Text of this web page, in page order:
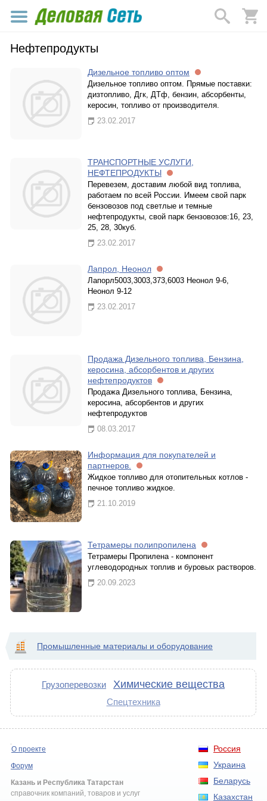
Нефтепродукты
Дизельное топливо оптом
Дизельное топливо оптом. Прямые поставки:
дизтопливо, Дгк, ДТф, бензин, абсорбенты,
керосин, топливо от производителя.
23.02.2017
ТРАНСПОРТНЫЕ УСЛУГИ,
НЕФТЕПРОДУКТЫ
Перевезем, доставим любой вид топлива,
работаем по всей России. Имеем свой парк
бензовозов под светлые и темные
нефтепродукты, свой парк бензовозов:16, 23,
25, 28, 30куб.
23.02.2017
Лапрол, Неонол
Лапорл5003,3003,373,6003 Неонол 9-6,
Неонол 9-12
23.02.2017
Продажа Дизельного топлива, Бензина,
керосина, абсорбентов и других
нефтепродуктов
Продажа Дизельного топлива, Бензина,
керосина, абсорбентов и других
нефтепродуктов
08.03.2017
Информация для покупателей и
партнеров.
Жидкое топливо для отопительных котлов -
печное топливо жидкое.
21.10.2019
Тетрамеры полипропилена
Тетрамеры Пропилена - компонент
углеводородных топлив и буровых растворов.
20.09.2023
Промышленные материалы и оборудование
Грузоперевозки Химические вещества
Спецтехника
Россия
Украина
Беларусь
Казахстан
О проекте
Форум
Казань и Республика Татарстан
справочник компаний, товаров и услуг